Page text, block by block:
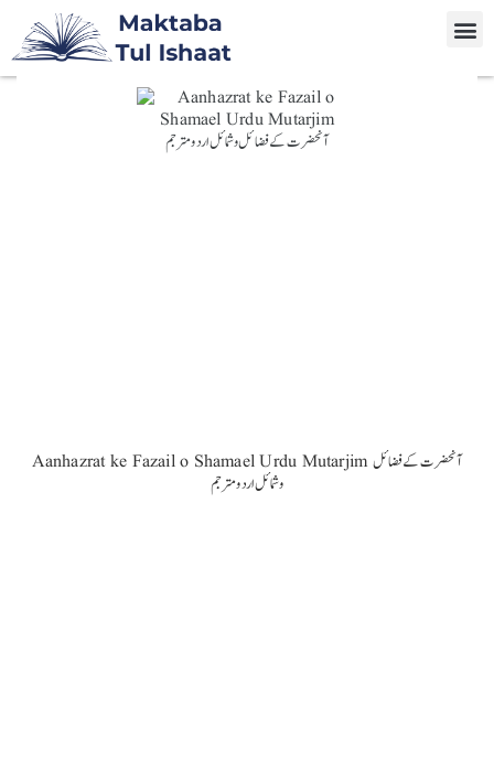
Aanhazrat ke Fazail o Shamael Urdu Mutarjim آنحضرت کے فضائل
وشمائل اردو مترجم